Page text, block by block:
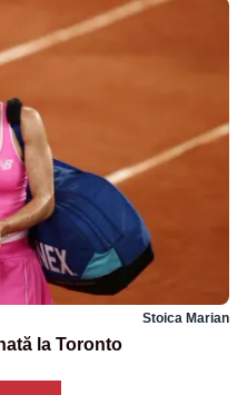
Stoica Marian
la Toronto